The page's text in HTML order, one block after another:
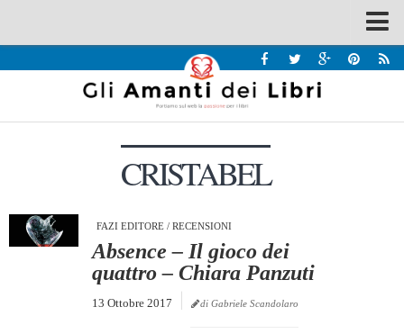
Recensioni
Interviste & Incontri
Chi siamo
CRISTABEL
FAZI EDITORE/ RECENSIONI
Absence – Il gioco dei
quattro – Chiara Panzuti
13 Ottobre 2017 di Gabriele Scandolaro